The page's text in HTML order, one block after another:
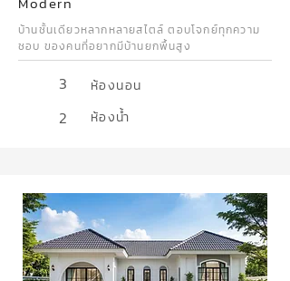
บ้านชั้นเดียวหลากหลายสไตล์ ตอบโจกย์ทุกความ
ชอบ ของคนที่อยากมีบ้านยกพื้นสูง
3 ห้องนอน
2 ห้องน้ำ